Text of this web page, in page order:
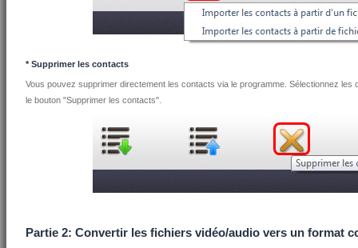
* Supprimer les contacts
Vous pouvez supprimer directement les contacts via le programme. Sélectionnez
le bouton "Supprimer les contacts".
Partie 2: Convertir les fichiers vidéo/audio vers un format